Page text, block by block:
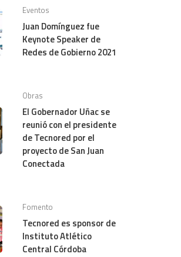
Eventos
Juan Domínguez fue
Keynote Speaker de
Redes de Gobierno 2021
Obras
El Gobernador Uñac se
reunió con el presidente
de Tecnored por el
proyecto de San Juan
Conectada
Fomento
Tecnored es sponsor de
Instituto Atlético
Central Córdoba